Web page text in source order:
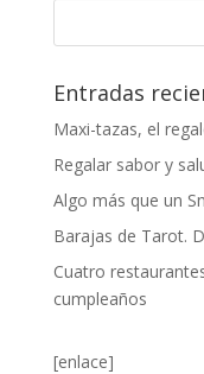
Entradas
Maxi-tazas, el
Regalar sabor y
Algo más que un
Barajas de Tarot.
Cuatro
cumpleaños
[enlace]